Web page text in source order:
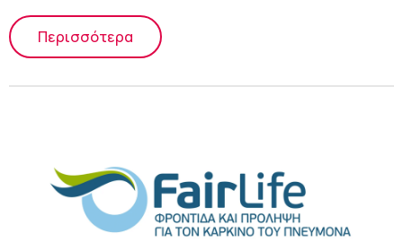
Περισσότερα